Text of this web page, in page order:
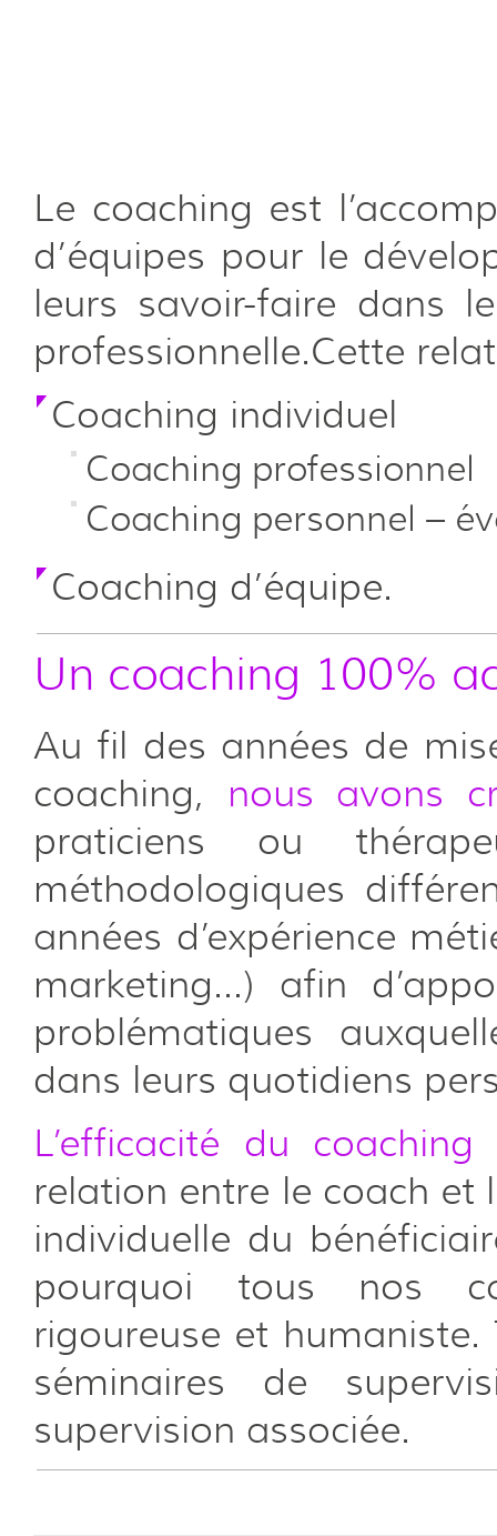
Le coaching est
d’équipes pour le
leurs savoir-faire dans
professionnelle.Cette
Coaching individuel
Coaching professionnel
Coaching personnel –
Coaching d’équipe.
Un coaching 100%
Au fil des années de
coaching, nous avons
praticiens ou
méthodologiques
années d’expérience
marketing…) afin
problématiques
dans leurs quotidiens
L’efficacité du coaching
relation entre le coach et
individuelle du
pourquoi tous nos
rigoureuse et
séminaires de
supervision associée.